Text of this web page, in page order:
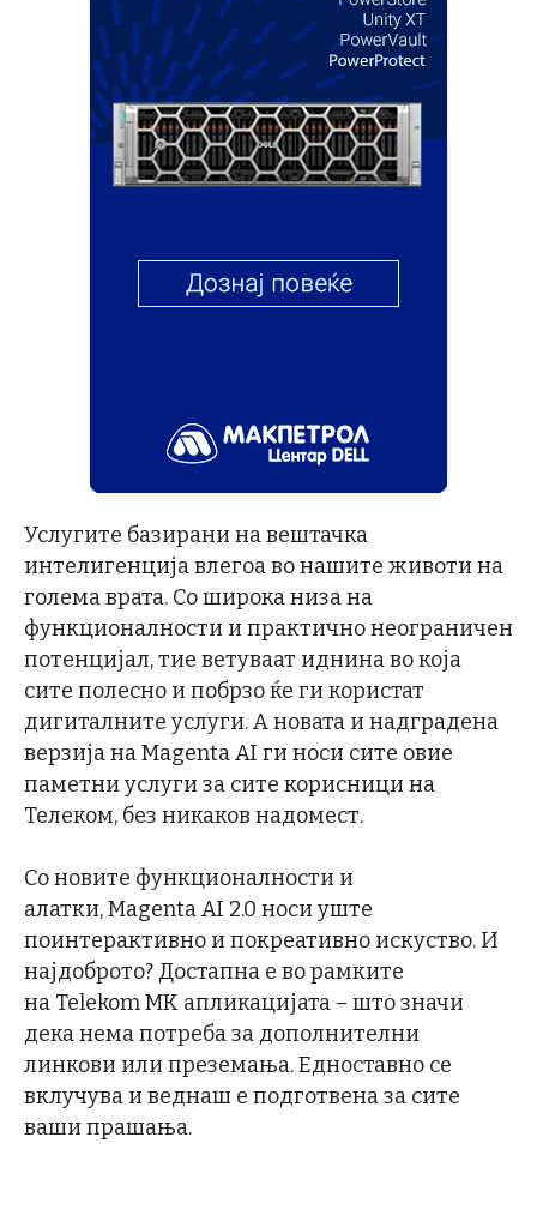
Услугите базирани на вештачка
интелигенција влегоа во нашите животи на
голема врата. Со широка низа на
функционалности и практично неограничен
потенцијал, тие ветуваат иднина во која
сите полесно и побрзо ќе ги користат
дигиталните услуги. A новата и надградена
верзија на Magenta AI ги носи сите овие
паметни услуги за сите корисници на
Телеком, без никаков надомест.
Со новите функционалности и
алатки, Magenta AI 2.0 носи уште
поинтерактивно и покреативно искуство. И
најдоброто? Достапна е во рамките
на Telekom MK апликацијата – што значи
дека нема потреба за дополнителни
линкови или преземања. Едноставно се
вклучува и веднаш е подготвена за сите
ваши прашања.